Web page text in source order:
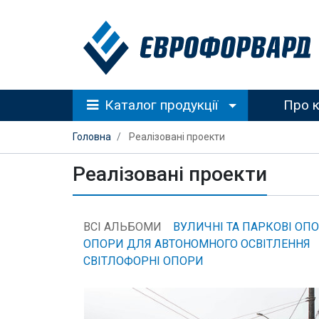
Каталог продукції Про
Головна Реалізовані проекти
Реалізовані проекти
ВСІ АЛЬБОМИ
ВУЛИЧНІ ТА ПАРКОВІ
ОПОРИ ДЛЯ АВТОНОМНОГО ОСВІТЛЕННЯ
СВІТЛОФОРНІ ОПОРИ